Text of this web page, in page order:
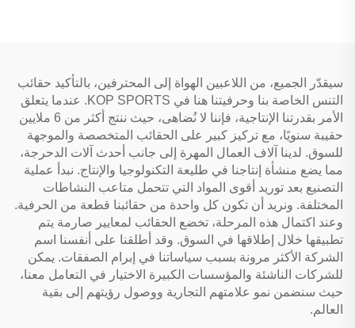
سيقدّر الجميع، من اللاعبين الهواة إلى المحترفين، بالتأكيد حقائب
التنس الخاصة بنا وحرفيتنا هنا في KOP SPORTS. عندما يتعلق
الأمر بقدرتنا الإنتاجية، فإننا لا نُضاهى، حيث ننتج أكثر من 6 ملايين
حقيبة سنويًا، مع تركيز كبير على الحقائب المتخصصة والموجهة
للسوق. لدينا آلاف العمال المهرة إلى جانب أحدث آلات الدحرجة،
مما يضع منشأة إنتاجنا في طليعة التكنولوجيا والإنتاج. نبدأ عملية
التصنيع بعد توريد أقوى المواد التي تتحمل متاعب النشاطات
المختلفة. ونريد أن تكون كل واحدة من حقائبنا قطعة من الحرفية.
وعند اكتمال هذه المرحلة، تخضع الحقائب لمعايير صارمة يتم
تطبيقها خلال إطلاقها في السوق. وقد أطلقنا على أنفسنا اسم
الشركة الأكثر مرونة بسبب سياساتنا في إبرام الصفقات. يمكن
للشركات الناشئة والمؤسسات الكبيرة الاختيار في التعامل معنا،
حيث سنضمن نمو علامتهم التجارية ووصول رؤيتهم إلى بقية
العالم.